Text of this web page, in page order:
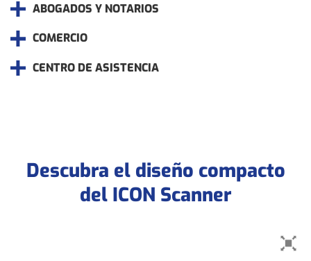
ABOGADOS Y NOTARIOS
COMERCIO
CENTRO DE ASISTENCIA
Descubra el diseño compacto
del ICON Scanner